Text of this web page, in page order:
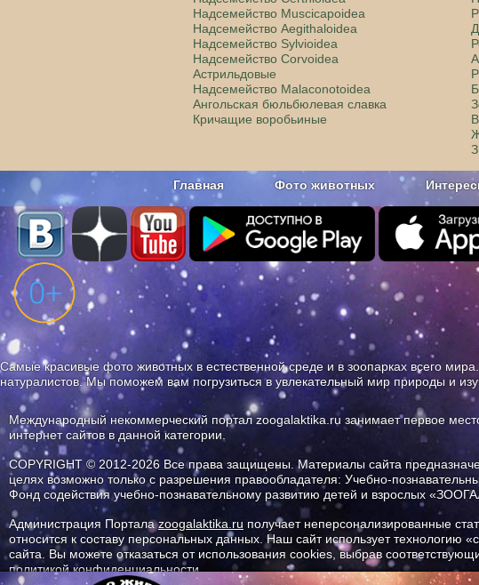
Надсемейство Muscicapoidea
Надсемейство Aegithaloidea
Надсемейство Sylvioidea
Надсемейство Corvoidea
Астрильдовые
Надсемейство Malaconotoidea
Ангольская бюльбюлевая славка
Кричащие воробьиные
Главная Фото животных
Наши приложения. Бесплатно и без рекламы
Самые красивые фото животных в естественной среде и в зоопарках всего
натуралистов. Мы поможем вам погрузиться в увлекательный мир природы и
Международный некоммерческий портал zoogalaktika.ru занимает первое
интернет сайтов в данной категории.
COPYRIGHT © 2012-2026 Все права защищены. Материалы сайта
целях возможно только с разрешения правообладателя: Учебно-
Фонд содействия учебно-познавательному развитию детей и взрослых
Администрация Порталаzoogalaktika.ru получает неперсонализированные
относится к составу персональных данных. Наш сайт использует
сайта. Вы можете отказаться от использования cookies, выбрав
политикой конфиденциальности.